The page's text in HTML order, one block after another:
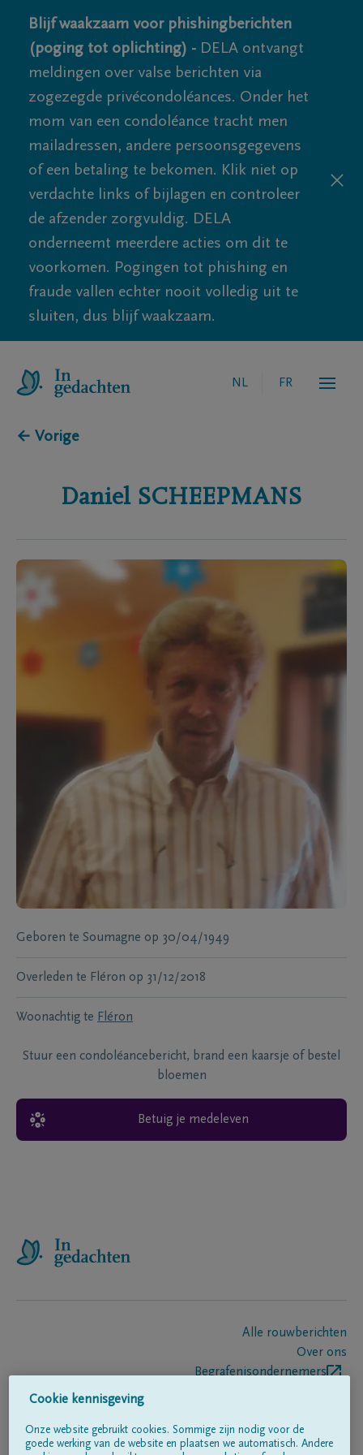
Blijf waakzaam voor phishingberichten
(poging tot oplichting) - DELA ontvangt
meldingen over valse berichten via
zogezegde privécondoléances. Onder het
mom van een condoléance tracht men
mailadressen, andere persoonsgegevens
of een betaling te bekomen. Klik niet op
verdachte links of bijlagen en controleer
de afzender zorgvuldig. DELA
onderneemt meerdere acties om dit te
voorkomen. Pogingen tot phishing en
fraude vallen echter nooit volledig uit te
sluiten, dus blijf waakzaam.
NL FR
← Vorige
Daniel SCHEEPMANS
Geboren te Soumagne op 30/04/1949
Overleden te Fléron op 31/12/2018
Woonachtig te Fléron
Stuur een condoléancebericht, brand een kaarsje of bestel
bloemen
Betuig je medeleven
Alle rouwberichten
Over ons
Begrafenisondernemers
Volg ons op
Cookie kennisgeving
Onze website gebruikt cookies. Sommige zijn nodig voor de
goede werking van de website en plaatsen we automatisch. Andere